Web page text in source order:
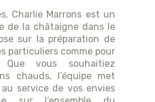
Charlie Marrons est un
de la châtaigne dans le
sur la préparation de
particuliers comme pour
Que vous souhaitiez
chauds, l’équipe met
service de vos envies